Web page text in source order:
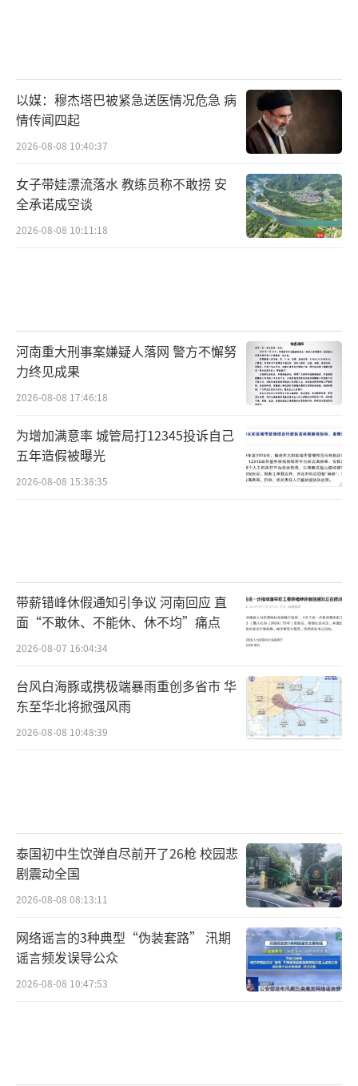
以媒：穆杰塔巴被紧急送医情况危急 病
情传闻四起
2026-08-08 10:40:37
女子带娃漂流落水 教练员称不敢捞 安
全承诺成空谈
2026-08-08 10:11:18
河南重大刑事案嫌疑人落网 警方不懈努
力终见成果
2026-08-08 17:46:18
为增加满意率 城管局打12345投诉自己
五年造假被曝光
2026-08-08 15:38:35
带薪错峰休假通知引争议 河南回应 直
面“不敢休、不能休、休不均”痛点
2026-08-07 16:04:34
台风白海豚或携极端暴雨重创多省市 华
东至华北将掀强风雨
2026-08-08 10:48:39
泰国初中生饮弹自尽前开了26枪 校园悲
剧震动全国
2026-08-08 08:13:11
网络谣言的3种典型“伪装套路” 汛期
谣言频发误导公众
2026-08-08 10:47:53